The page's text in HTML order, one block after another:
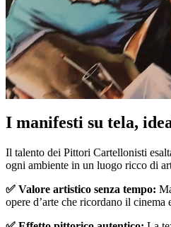
I manifesti su tela,
Il talento dei Pittori Cartellonisti
ogni ambiente in un luogo ricco di
✅ Valore artistico senza tempo:
opere d’arte che ricordano il cinema